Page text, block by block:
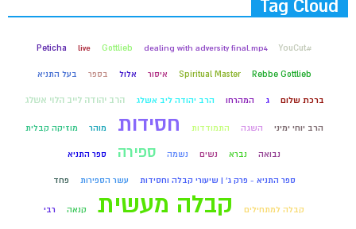
Tag Cloud
#YouCut
dealing with adversity final.mp4
Gottlieb
live
Peticha
Rebbe Gottlieb
Spiritual Master איסור אלול בספר בעל התניא
ברכת שלום ג המהרחו הרב יהודה ליב אשלג הרב יהודה לייב הלוי אשלג
הרב יוחי ימיני השגה התמודדות חסידות מוהר מוזיקה קבלית
נבואה נברא נשים נשמה ספירה ספר התניא
ספר התניא - פרק ג' | שיעורי קבלה וחסידות עשר הספירות פחד
קבלה למתחילים קבלה מעשית קנאה רבי